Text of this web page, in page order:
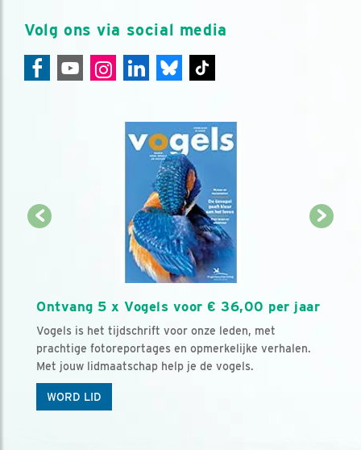
Volg ons via social media
Ontvang 5 x Vogels voor € 36,00 per jaar
Vogels is het tijdschrift voor onze leden, met
prachtige fotoreportages en opmerkelijke verhalen.
Met jouw lidmaatschap help je de vogels.
WORD LID